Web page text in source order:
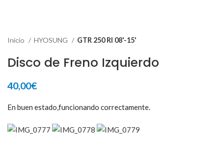
Inicio HYOSUNG GTR 250 RI 08'-15'
Disco de Freno Izquierdo
40,00€
En buen estado,funcionando correctamente.